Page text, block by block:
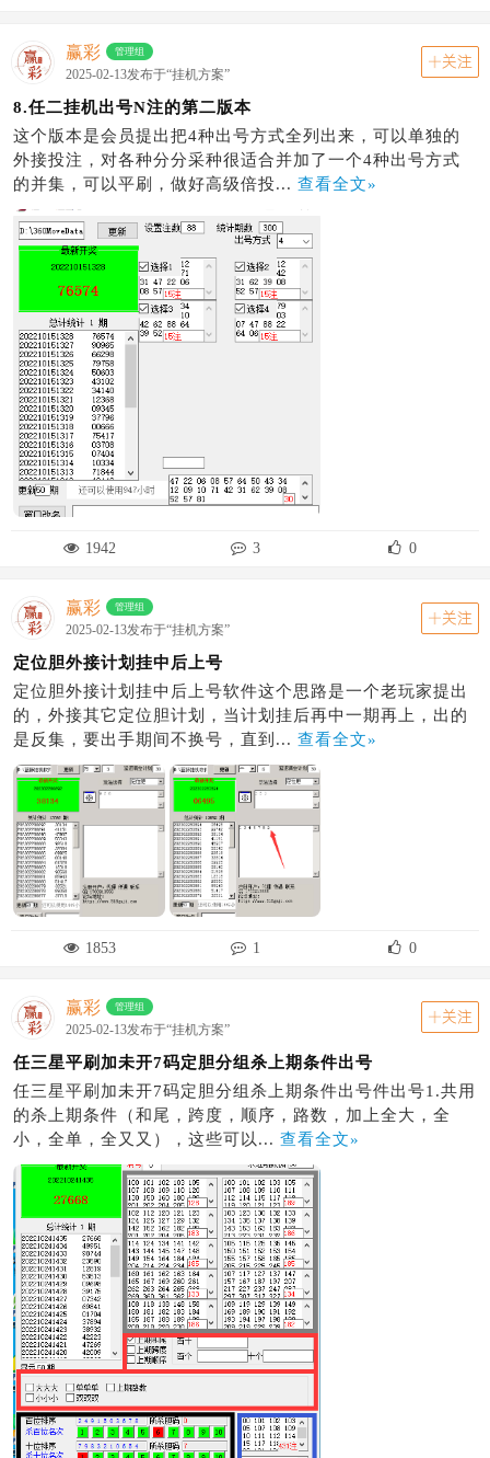
赢彩 管理组
2025-02-13发布于“挂机方案”
关注
8.任二挂机出号N注的第二版本
这个版本是会员提出把4种出号方式全列出来，可以单独的
外接投注，对各种分分采种很适合并加了一个4种出号方式
的并集，可以平刷，做好高级倍投... 查看全文»
1942 3 0
赢彩 管理组
2025-02-13发布于“挂机方案”
关注
定位胆外接计划挂中后上号
定位胆外接计划挂中后上号软件这个思路是一个老玩家提出
的，外接其它定位胆计划，当计划挂后再中一期再上，出的
是反集，要出手期间不换号，直到... 查看全文»
1853 1 0
赢彩 管理组
2025-02-13发布于“挂机方案”
关注
任三星平刷加未开7码定胆分组杀上期条件出号
任三星平刷加未开7码定胆分组杀上期条件出号件出号1.共用
的杀上期条件（和尾，跨度，顺序，路数，加上全大，全
小，全单，全又又），这些可以... 查看全文»